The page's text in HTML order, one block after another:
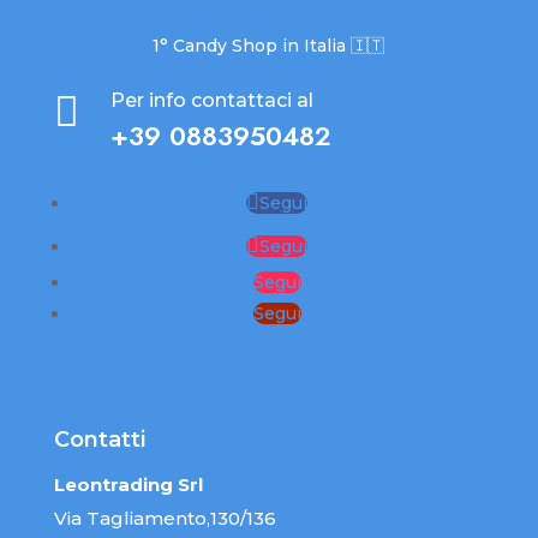
1° Candy Shop in Italia 🇮🇹
 Per info contattaci al
+39 0883950482
Segui
Segui
Segui
Segui
Contatti
Leontrading Srl
Via Tagliamento,130/136